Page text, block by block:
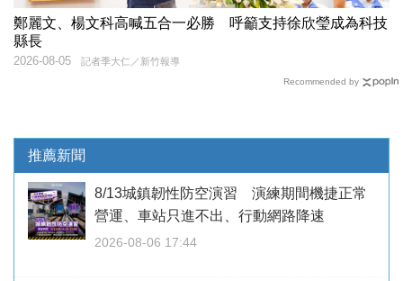
鄭麗文、楊文科高喊五合一必勝 呼籲支持徐欣瑩成為科技
縣長
記者季大仁／新竹報導
2026-08-05
Recommended by
推薦新聞
8/13城鎮韌性防空演習 演練期間機捷正常
營運、車站只進不出、行動網路降速
2026-08-06 17:44